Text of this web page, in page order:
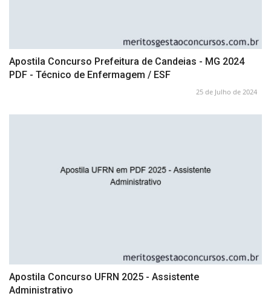
Apostila Concurso Prefeitura de Candeias - MG 2024
PDF - Técnico de Enfermagem / ESF
25 de Julho de 2024
Apostila Concurso UFRN 2025 - Assistente
Administrativo